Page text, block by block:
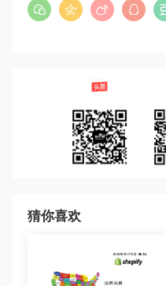
猜你喜欢